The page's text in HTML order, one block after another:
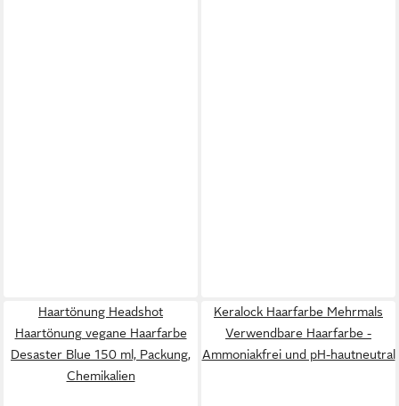
Haartönung Headshot
Haartönung vegane Haarfarbe
Desaster Blue 150 ml, Packung,
Chemikalien
Keralock Haarfarbe Mehrmals
Verwendbare Haarfarbe -
Ammoniakfrei und pH-hautneutral